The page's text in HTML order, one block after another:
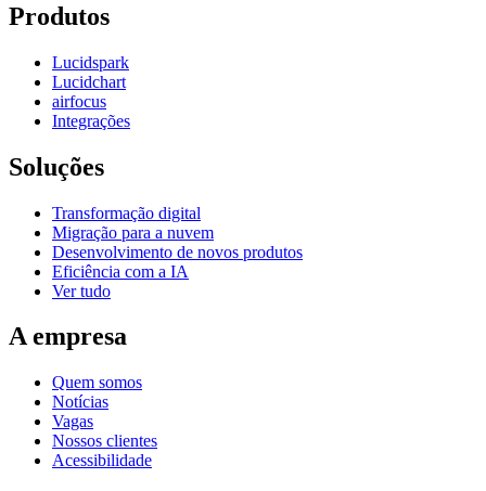
Produtos
Lucidspark
Lucidchart
airfocus
Integrações
Soluções
Transformação digital
Migração para a nuvem
Desenvolvimento de novos produtos
Eficiência com a IA
Ver tudo
A empresa
Quem somos
Notícias
Vagas
Nossos clientes
Acessibilidade